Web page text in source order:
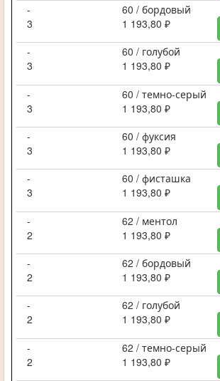
-
60 / бордовый
3
1 193,80 ₽
-
60 / голубой
3
1 193,80 ₽
-
60 / темно-серый
3
1 193,80 ₽
-
60 / фуксия
3
1 193,80 ₽
-
60 / фисташка
3
1 193,80 ₽
-
62 / ментол
2
1 193,80 ₽
-
62 / бордовый
2
1 193,80 ₽
-
62 / голубой
2
1 193,80 ₽
-
62 / темно-серый
2
1 193,80 ₽